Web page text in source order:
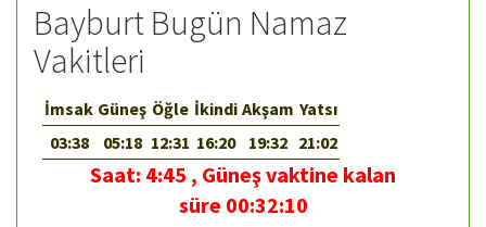
Bayburt Bugün Namaz
Vakitleri
İmsak
03:38
Güneş
05:18
Öğle
12:31
İkindi
16:20
Akşam
19:32
Yatsı
21:02
Saat: 4:45 , Güneş vaktine kalan
süre 00:32:10